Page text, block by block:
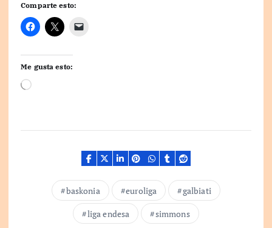
Comparte esto:
Me gusta esto:
C
a
baskonia euroliga
galbiati
liga endesa
simmons